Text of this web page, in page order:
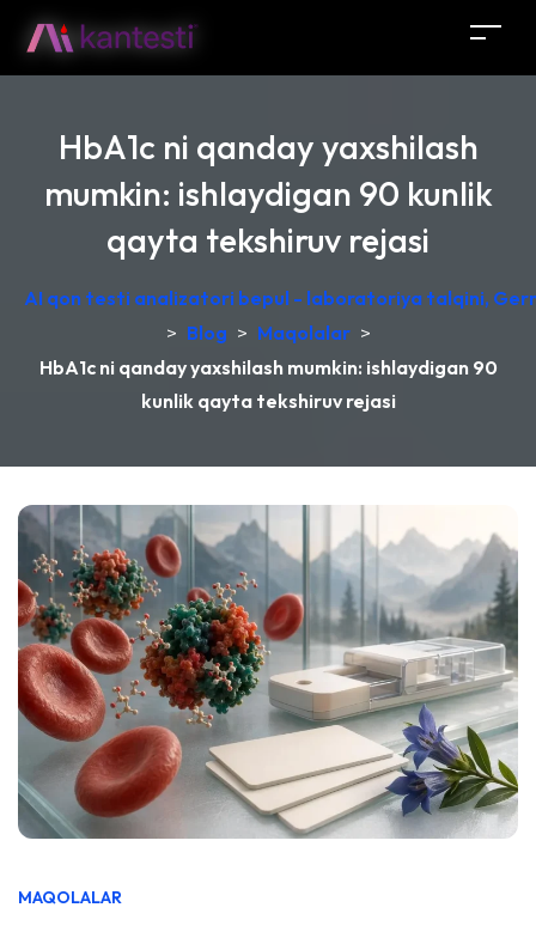
HbA1c ni qanday yaxshilash
mumkin: ishlaydigan 90 kunlik
qayta tekshiruv rejasi
AI qon testi analizatori bepul - laboratoriya talqini,
> Blog > Maqolalar >
HbA1c ni qanday yaxshilash mumkin: ishlaydigan 90
kunlik qayta tekshiruv rejasi
MAQOLALAR